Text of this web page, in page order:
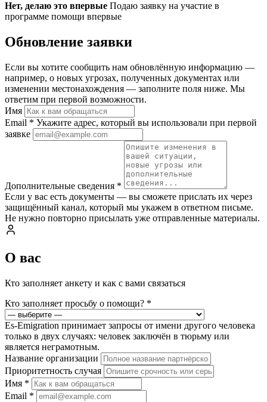
Нет, делаю это впервые Подаю заявку на участие в
программе помощи впервые
Обновление заявки
Если вы хотите сообщить нам обновлённую информацию —
например, о новых угрозах, полученных документах или
изменении местонахождения — заполните поля ниже. Мы
ответим при первой возможности.
Имя
Email * Укажите адрес, который вы использовали при первой
заявке
Дополнительные сведения *
Если у вас есть документы — вы сможете прислать их через
защищённый канал, который мы укажем в ответном письме.
Не нужно повторно присылать уже отправленные материалы.
О вас
Кто заполняет анкету и как с вами связаться
Кто заполняет просьбу о помощи? *
Es-Emigration принимает запросы от имени другого человека
только в двух случаях: человек заключён в тюрьму или
является неграмотным.
Название организации
Приоритетность случая
Имя *
Email *